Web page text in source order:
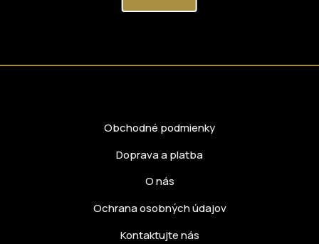
Obchodné podmienky
Doprava a platba
O nás
Ochrana osobných údajov
Kontaktujte nás